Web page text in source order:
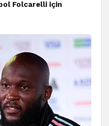
Folcarelli için